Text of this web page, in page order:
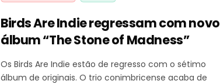
Birds Are Indie regressam com novo
álbum “The Stone of Madness”
Os Birds Are Indie estão de regresso com o sétimo
álbum de originais. O trio conimbricense acaba de